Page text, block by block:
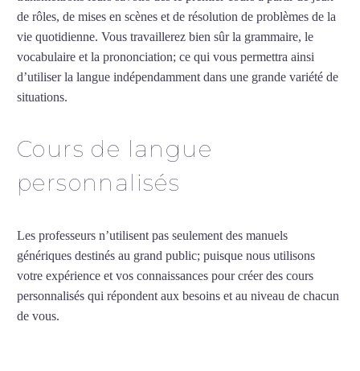
de rôles, de mises en scènes et de résolution de problèmes de la
vie quotidienne. Vous travaillerez bien sûr la grammaire, le
vocabulaire et la prononciation; ce qui vous permettra ainsi
d’utiliser la langue indépendamment dans une grande variété de
situations.
Cours de langue
personnalisés
Les professeurs n’utilisent pas seulement des manuels
génériques destinés au grand public; puisque nous utilisons
votre expérience et vos connaissances pour créer des cours
personnalisés qui répondent aux besoins et au niveau de chacun
de vous.